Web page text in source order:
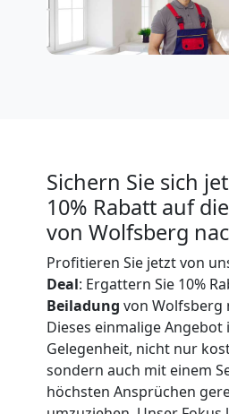
Sichern Sie sich
10% Rabatt auf
von Wolfsberg
Profitieren Sie jetzt von
Deal: Ergattern Sie 10%
Beiladung von Wolfsberg
Dieses einmalige Angebot
Gelegenheit, nicht nur
sondern auch mit einem
höchsten Ansprüchen
Expressumzug
Tragehilfe
Wolfsberg
Kleiner
Umzug
Wolfsberg